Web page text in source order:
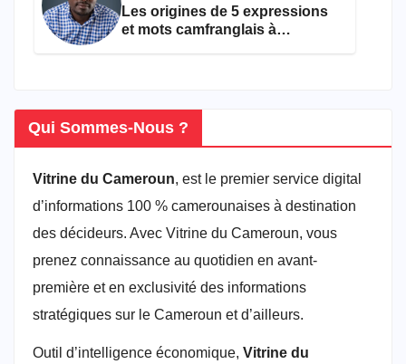
Les origines de 5 expressions
et mots camfranglais à
Qui Sommes-Nous ?
Vitrine du Cameroun, est le premier service digital
d’informations 100 % camerounaises à destination
des décideurs. Avec Vitrine du Cameroun, vous
prenez connaissance au quotidien en avant-
première et en exclusivité des informations
stratégiques sur le Cameroun et d’ailleurs.
Outil d’intelligence économique, Vitrine du